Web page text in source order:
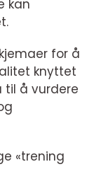
kan
for å
knyttet
til å vurdere
«trening